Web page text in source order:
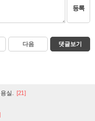
등록
다음 댓글보기
실. [21]